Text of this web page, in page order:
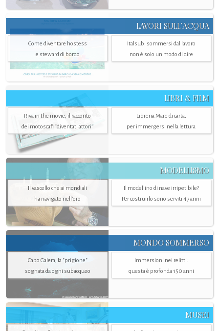
LAVORI SULL’ACQUA
Come diventare hostess
e steward di bordo
Italsub: sommersi dal lavoro
non è solo un modo di dire
LIBRI & FILM
Riva in the movie, il racconto
dei motoscafi “diventati attori”
Libreria Mare di carta,
per immergersi nella lettura
MODELLISMO
Il vascello che ai mondiali
ha navigato nell’oro
Il modellino di nave irripetibile?
Per costruirlo sono serviti 47 anni
MONDO SOMMERSO
Capo Galera, la "prigione"
sognata da ogni subacqueo
Immersioni nei relitti:
questa è profonda 150 anni
MUSEI